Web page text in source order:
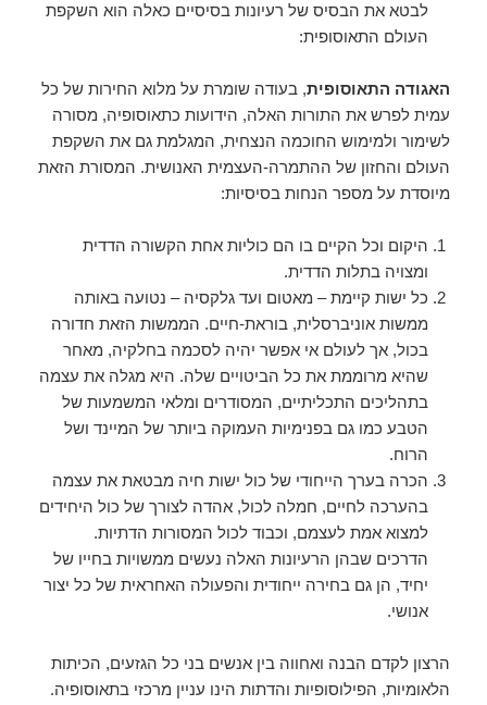
לבטא את הבסיס של רעיונות בסיסיים כאלה הוא השקפת
העולם התאוסופית:
האגודה התאוסופית, בעודה שומרת על מלוא החירות של כל
עמית לפרש את התורות האלה, הידועות כתאוסופיה, מסורה
לשימור ולמימוש החוכמה הנצחית, המגלמת גם את השקפת
העולם והחזון של ההתמרה-העצמית האנושית. המסורת הזאת
מיוסדת על מספר הנחות בסיסיות:
היקום וכל הקיים בו הם כוליות אחת הקשורה הדדית
ומצויה בתלות הדדית.
כל ישות קיימת – מאטום ועד גלקסיה – נטועה באותה
ממשות אוניברסלית, בוראת-חיים. הממשות הזאת חדורה
בכול, אך לעולם אי אפשר יהיה לסכמה בחלקיה, מאחר
שהיא מרוממת את כל הביטויים שלה. היא מגלה את עצמה
בתהליכים התכליתיים, המסודרים ומלאי המשמעות של
הטבע כמו גם בפנימיות העמוקה ביותר של המיינד ושל
הרוח.
הכרה בערך הייחודי של כול ישות חיה מבטאת את עצמה
בהערכה לחיים, חמלה לכול, אהדה לצורך של כול היחידים
למצוא אמת לעצמם, וכבוד לכול המסורות הדתיות.
הדרכים שבהן הרעיונות האלה נעשים ממשויות בחייו של
יחיד, הן גם בחירה ייחודית והפעולה האחראית של כל יצור
אנושי.
הרצון לקדם הבנה ואחווה בין אנשים בני כל הגזעים, הכיתות
הלאומיות, הפילוסופיות והדתות הינו עניין מרכזי בתאוסופיה.